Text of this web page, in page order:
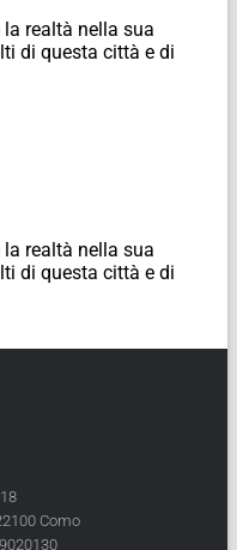
realtà nella sua
di questa città e di
realtà nella sua
di questa città e di
Como